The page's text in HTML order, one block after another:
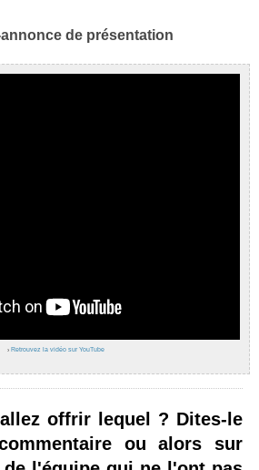
de présentation
› Retrouvez la vidéo sur YouTube
offrir lequel ? Dites-le
ou alors sur